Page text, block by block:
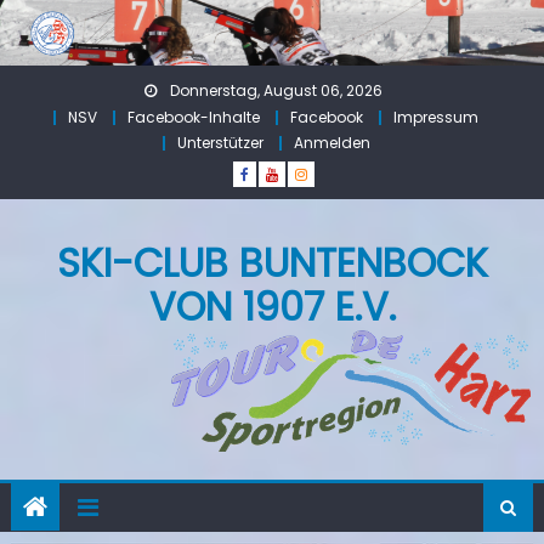
Skip
to
Donnerstag, August 06, 2026
NSV
Facebook-Inhalte Facebook
Impressum
Unterstützer
Anmelden
SKI-CLUB BUNTENBOCK
VON 1907 E.V.